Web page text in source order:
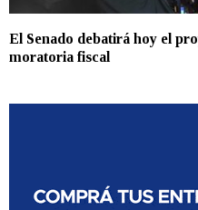
El Senado debatirá hoy el
moratoria fiscal